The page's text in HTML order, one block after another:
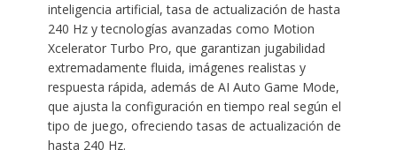
inteligencia artificial, tasa de actualización de hasta
240 Hz y tecnologías avanzadas como Motion
Xcelerator Turbo Pro, que garantizan jugabilidad
extremadamente fluida, imágenes realistas y
respuesta rápida, además de AI Auto Game Mode,
que ajusta la configuración en tiempo real según el
tipo de juego, ofreciendo tasas de actualización de
hasta 240 Hz.